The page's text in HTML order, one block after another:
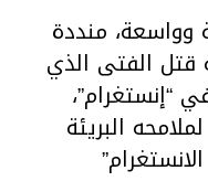
وواسعة، منددة
قتل الفتى الذي
“إنستغرام”،
البريئة